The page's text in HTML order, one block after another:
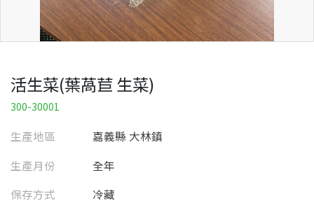
活生菜(葉萵苣 生菜)
300-30001
生產地區
嘉義縣 大林鎮
生產月份
全年
保存方式
冷藏